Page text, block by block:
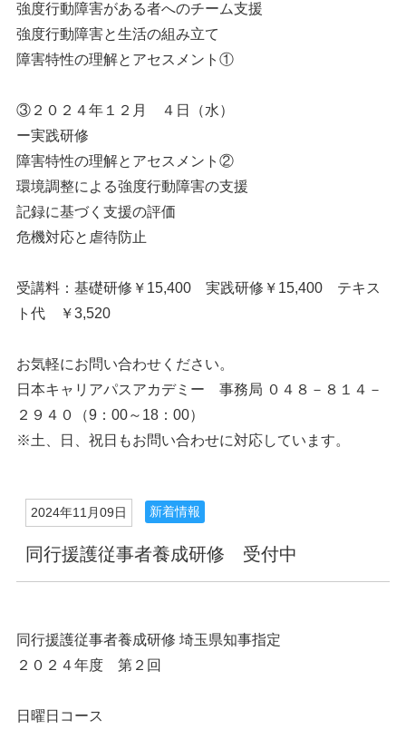
強度行動障害がある者へのチーム支援
強度行動障害と生活の組み立て
障害特性の理解とアセスメント①
③２０２４年１２月 ４日（水）
ー実践研修
障害特性の理解とアセスメント②
環境調整による強度行動障害の支援
記録に基づく支援の評価
危機対応と虐待防止
受講料：基礎研修￥15,400 実践研修￥15,400 テキス
ト代 ￥3,520
お気軽にお問い合わせください。
日本キャリアパスアカデミー 事務局 ０４８－８１４－
２９４０（9：00～18：00）
※土、日、祝日もお問い合わせに対応しています。
2024年11月09日 新着情報
同行援護従事者養成研修 受付中
同行援護従事者養成研修 埼玉県知事指定
２０２４年度 第２回
日曜日コース